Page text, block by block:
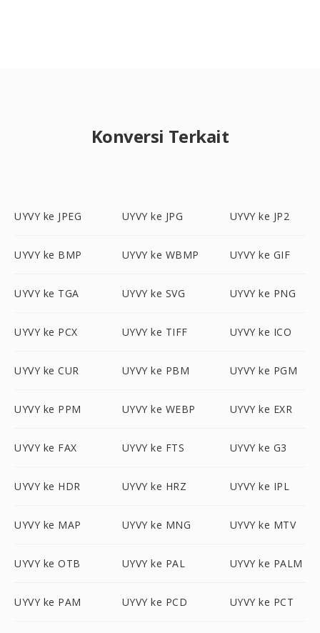
Konversi Terkait
UYVY ke JPEG UYVY ke JPG UYVY ke JP2
UYVY ke BMP UYVY ke WBMP UYVY ke GIF
UYVY ke TGA UYVY ke SVG UYVY ke PNG
UYVY ke PCX UYVY ke TIFF UYVY ke ICO
UYVY ke CUR UYVY ke PBM UYVY ke PGM
UYVY ke PPM UYVY ke WEBP UYVY ke EXR
UYVY ke FAX UYVY ke FTS UYVY ke G3
UYVY ke HDR UYVY ke HRZ UYVY ke IPL
UYVY ke MAP UYVY ke MNG UYVY ke MTV
UYVY ke OTB UYVY ke PAL UYVY ke PALM
UYVY ke PAM UYVY ke PCD UYVY ke PCT